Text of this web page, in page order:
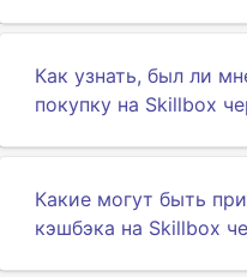
Как узнать, был ли
покупку на Skillbox
Какие могут быть
кэшбэка на Skillbox